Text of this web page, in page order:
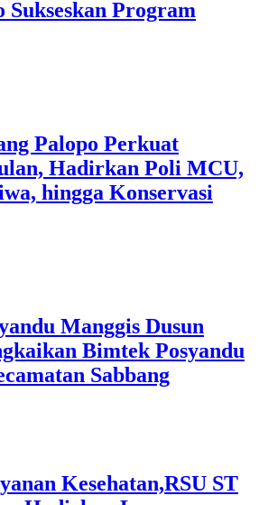
Sukseskan Program
Palopo Perkuat
Hadirkan Poli MCU,
hingga Konservasi
Manggis Dusun
Bimtek Posyandu
Sabbang
Kesehatan,RSU ST